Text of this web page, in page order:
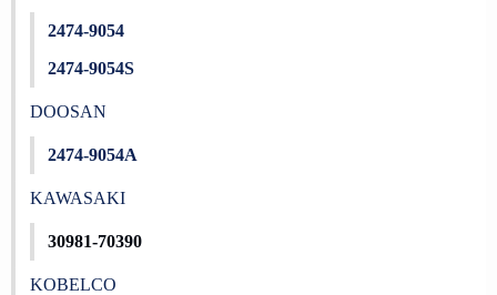
2474-9054
2474-9054S
DOOSAN
2474-9054A
KAWASAKI
30981-70390
KOBELCO